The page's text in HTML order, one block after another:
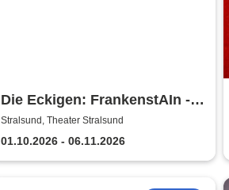
Die Eckigen: FrankenstAIn -
Theater Vorpommern
Stralsund, Theater Stralsund
01.10.2026 - 06.11.2026